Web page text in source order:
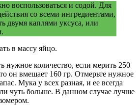
воспользоваться и содой. Для
со всеми ингредиентами,
двумя каплями уксуса, или
в массу яйцо.
нужное количество, если мерить 250
он вмещает 160 гр. Отмерьте нужное
Мука у всех разная, и ее всегда
чуть больше. В данном случае лучше